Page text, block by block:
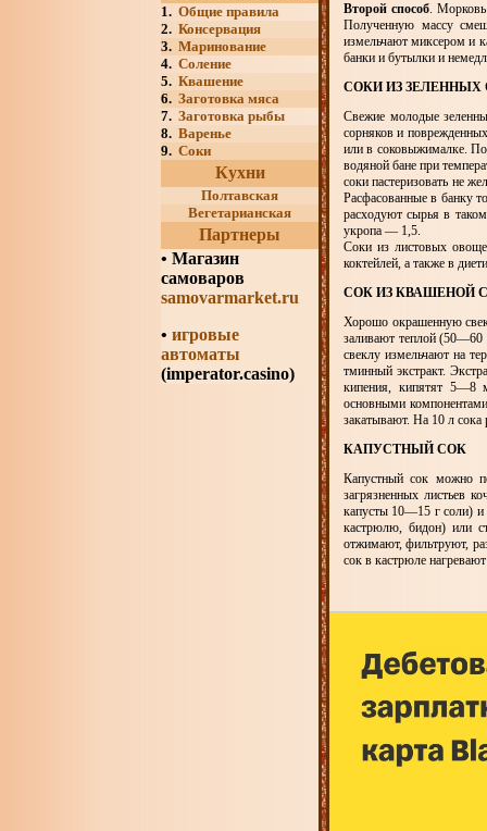
1. Общие правила
2. Консервация
3. Маринование
4. Соление
5. Квашение
6. Заготовка мяса
7. Заготовка рыбы
8. Варенье
9. Соки
Кухни
Полтавская
Вегетарианская
Партнеры
• Магазин
самоваров
samovarmarket.ru
• игровые
автоматы
(imperator.casino)
Второй способ.
Полученную массу
измельчают миксером и
банки и бутылки и
СОКИ ИЗ
Свежие молодые
сорняков и
или в соковыжималке.
водяной бане при
соки пастеризовать не
Расфасованные в банку
расходуют сырья в
укропа — 1,5.
Соки из листовых
коктейлей, а также в
СОК ИЗ КВАШЕНОЙ
Хорошо окрашенную
заливают теплой (50—60
свеклу измельчают на
тминный экстракт.
кипения, кипятят 5—8
основными
закатывают. На 10 л
КАПУСТНЫЙ СОК
Капустный сок можно
загрязненных листьев
капусты 10—15 г соли) и
кастрюлю, бидон) или
отжимают, фильтруют,
сок в кастрюле